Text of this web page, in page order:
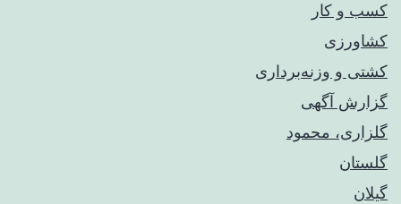
کسب و کار
کشاورزی
کشتی و وزنه‌برداری
گزارش آگهی
گلزاری، محمود
گلستان
گیلان